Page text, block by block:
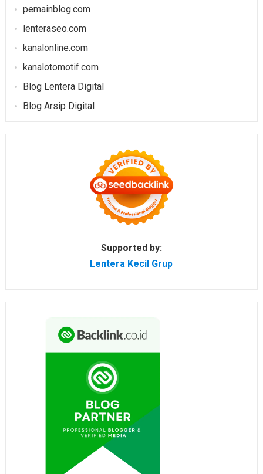
pemainblog.com
lenteraseo.com
kanalonline.com
kanalotomotif.com
Blog Lentera Digital
Blog Arsip Digital
Supported by:
Lentera Kecil Grup